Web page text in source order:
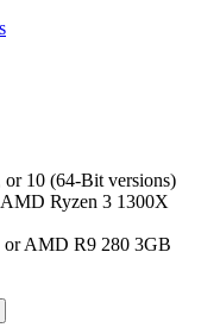
or 10 (64-Bit versions)
Ryzen 3 1300X
AMD R9 280 3GB